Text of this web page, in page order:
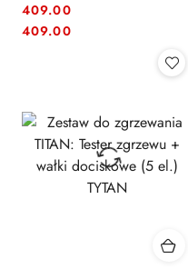
Cena:
409.00
Cena:
409.00